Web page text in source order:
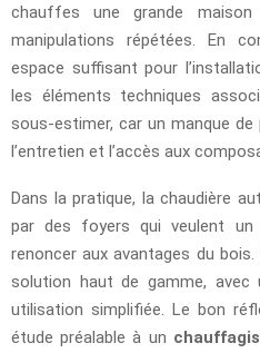
chauffes une grande
manipulations répétées. En
espace suffisant pour
les éléments techniques
sous-estimer, car un manque
l’entretien et l’accès aux
Dans la pratique, la chaudière
par des foyers qui veulent
renoncer aux avantages du
solution haut de gamme,
utilisation simplifiée. Le bon
étude préalable à un